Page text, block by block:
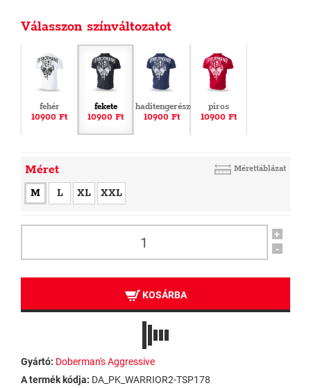
Válasszon színváltozatot
fehér
10900 Ft
fekete
10900 Ft
haditengerészet
10900 Ft
piros
10900 Ft
Méret Mérettáblázat
M L XL XXL
+
-
KOSÁRBA
Gyártó: Doberman's Aggressive
A termék kódja: DA_PK_WARRIOR2-TSP178